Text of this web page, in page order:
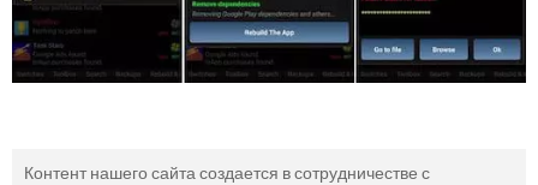
Контент нашего сайта создается в сотрудничестве с